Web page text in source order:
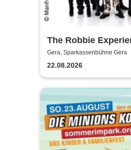
The Robbie
Gera, Sparkassenbühne Gera
22.08.2026